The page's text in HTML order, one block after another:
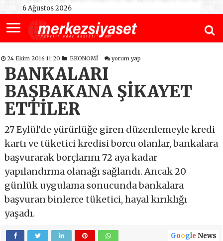
6 Ağustos 2026
24 Ekim 2016 11:20 EKONOMİ yorum yap
BANKALARI
BAŞBAKANA ŞİKAYET
ETTİLER
27 Eylül’de yürürlüğe giren düzenlemeyle kredi
kartı ve tüketici kredisi borcu olanlar, bankalara
başvurarak borçlarını 72 aya kadar
yapılandırma olanağı sağlandı. Ancak 20
günlük uygulama sonucunda bankalara
başvuran binlerce tüketici, hayal kırıklığı
yaşadı.
Google News